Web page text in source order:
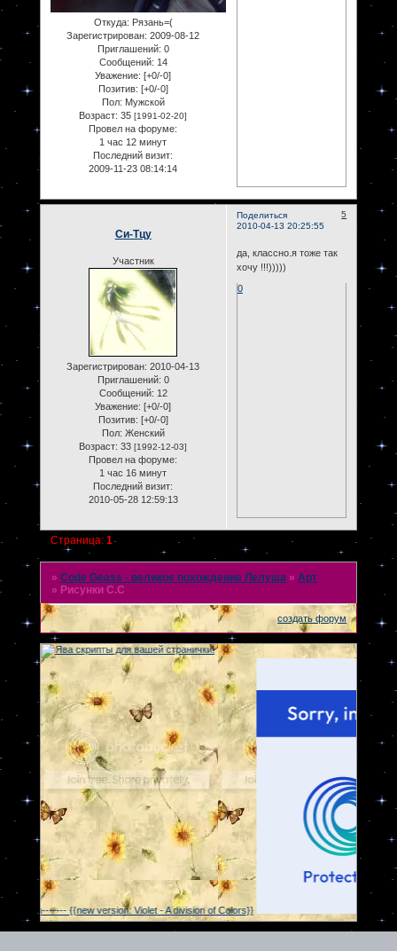
Откуда: Рязань=(
Зарегистрирован: 2009-08-12
Приглашений: 0
Сообщений: 14
Уважение: [+0/-0]
Позитив: [+0/-0]
Пол: Мужской
Возраст: 35[1991-02-20]
Провел на форуме:
1 час 12 минут
Последний визит:
2009-11-23 08:14:14
Поделиться
5
2010-04-13 20:25:55
Си-Тцу
Участник
Зарегистрирован: 2010-04-13
Приглашений: 0
Сообщений: 12
Уважение: [+0/-0]
Позитив: [+0/-0]
Пол: Женский
Возраст: 33[1992-12-03]
Провел на форуме:
1 час 16 минут
Последний визит:
2010-05-28 12:59:13
да, классно.я тоже так
хочу !!!)))))
0
Страница: 1
» Code Geass - великое похождение Лелуша » Арт
» Рисунки С.С
создать форум